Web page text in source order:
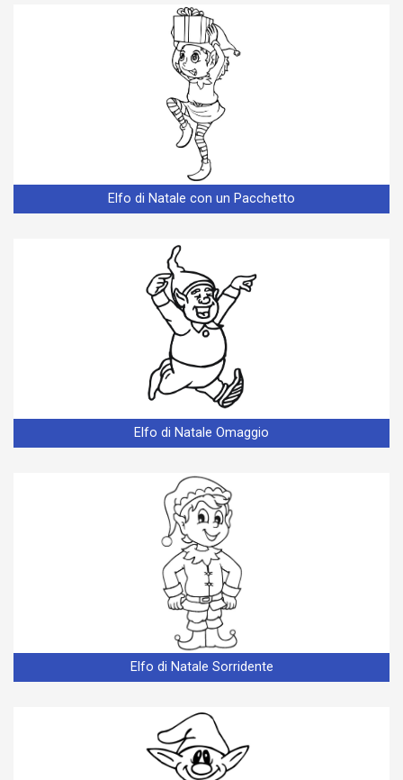
Elfo di Natale con un Pacchetto
Elfo di Natale Omaggio
Elfo di Natale Sorridente